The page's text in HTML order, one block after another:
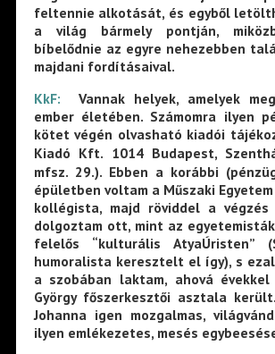
feltennie alkotását, és egyből
a világ bármely pontján,
bíbelődnie az egyre nehezebben
majdani fordításaival.
KkF:
Vannak helyek, amelyek
ember életében. Számomra ilyen
kötet végén olvasható kiadói
Kiadó Kft. 1014 Budapest,
mfsz. 29.). Ebben a korábbi
épületben voltam a Műszaki
kollégista, majd röviddel a
dolgoztam ott, mint az
felelős “kulturális AtyaÚristen”
humoralista keresztelt el így), s
a szobában laktam, ahová évekkel
György főszerkesztői asztala
Johanna igen mozgalmas,
ilyen emlékezetes, mesés